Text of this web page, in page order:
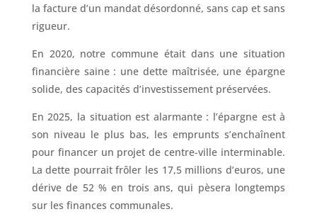
la facture d’un mandat désordonné, sans cap et sans
rigueur.
En 2020, notre commune était dans une situation
financière saine : une dette maîtrisée, une épargne
solide, des capacités d’investissement préservées.
En 2025, la situation est alarmante : l’épargne est à
son niveau le plus bas, les emprunts s’enchaînent
pour financer un projet de centre-ville interminable.
La dette pourrait frôler les 17,5 millions d’euros, une
dérive de 52 % en trois ans, qui pèsera longtemps
sur les finances communales.